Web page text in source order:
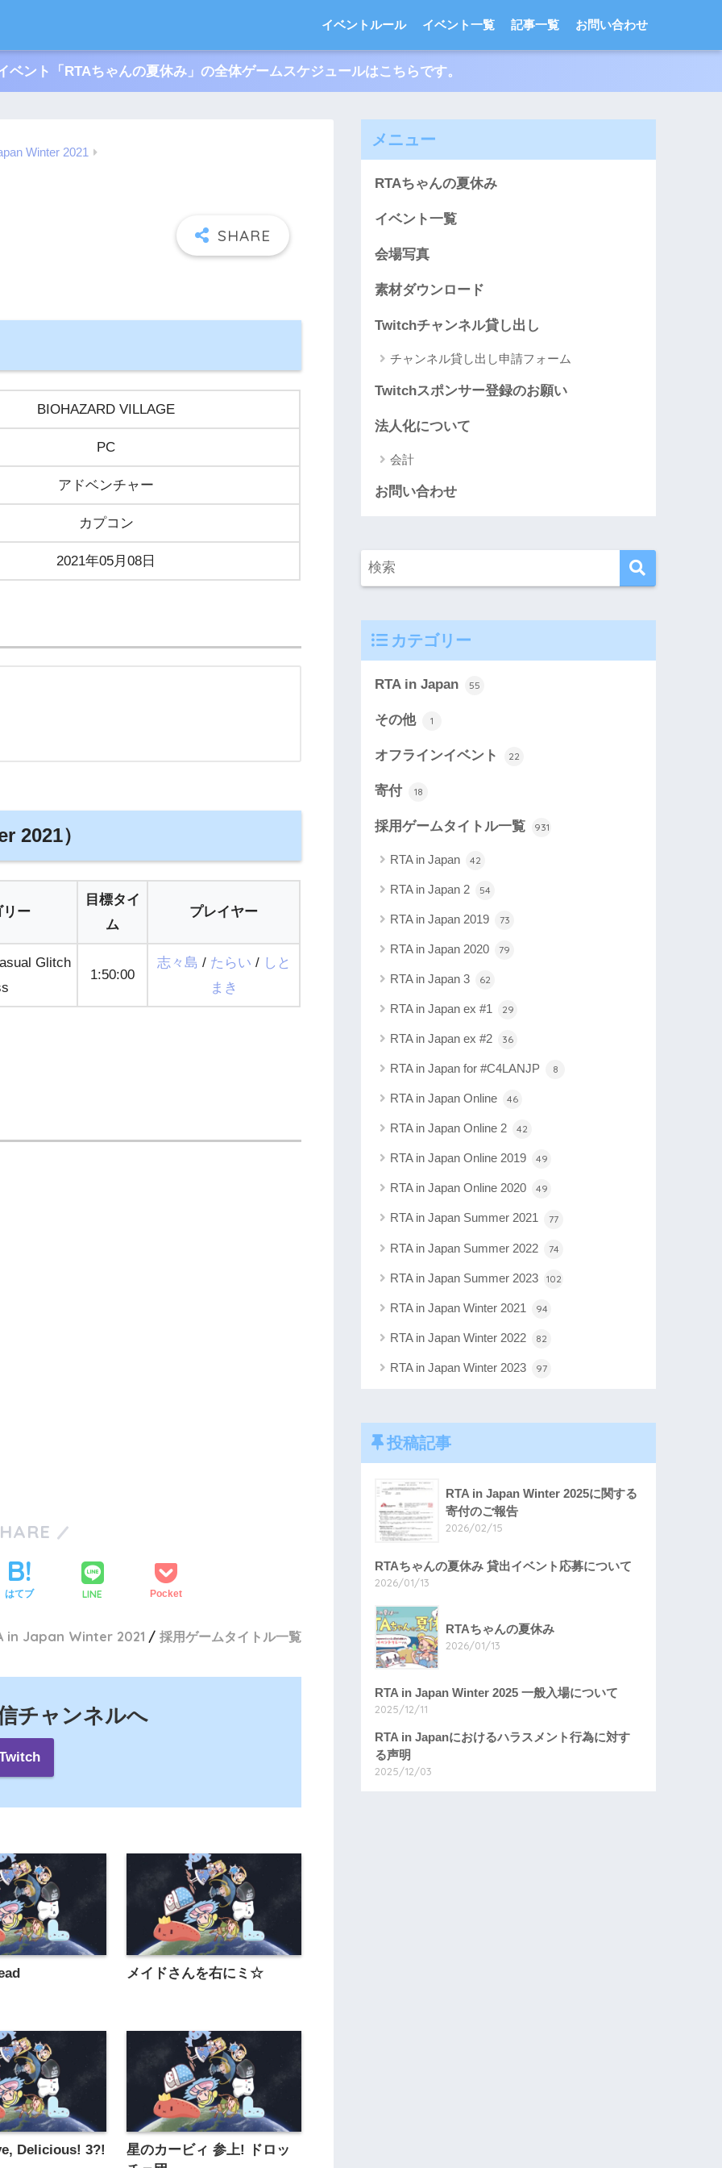
イベントルール イベント一覧 記事一覧 お問い合わせ
ベント「RTAちゃんの夏休み」の全体ゲームスケジュールはこちらです。
Winter 2021
BIOHAZARD VILLAGE
PC
アドベンチャー
カプコン
2021年05月08日
2021）
リー
目標タイ
ム
プレイヤー
Glitch
1:50:00
志々島 / たらい / しと
まき
はてブ LINE Pocket
in Japan Winter 2021 採用ゲームタイトル一覧
チャンネルへ
メイドさんを右にミ☆
Delicious! 3?!
星のカービィ 参上! ドロッ
メニュー
RTAちゃんの夏休み
イベント一覧
会場写真
素材ダウンロード
Twitchチャンネル貸し出し
チャンネル貸し出し申請フォーム
Twitchスポンサー登録のお願い
法人化について
会計
お問い合わせ
カテゴリー
RTA in Japan 55
その他 1
オフラインイベント 22
寄付 18
採用ゲームタイトル一覧 931
RTA in Japan 42
RTA in Japan 2 54
RTA in Japan 2019 73
RTA in Japan 2020 79
RTA in Japan 3 62
RTA in Japan ex #1 29
RTA in Japan ex #2 36
RTA in Japan for #C4LANJP 8
RTA in Japan Online 46
RTA in Japan Online 2 42
RTA in Japan Online 2019 49
RTA in Japan Online 2020 49
RTA in Japan Summer 2021 77
RTA in Japan Summer 2022 74
RTA in Japan Summer 2023 102
RTA in Japan Winter 2021 94
RTA in Japan Winter 2022 82
RTA in Japan Winter 2023 97
投稿記事
RTA in Japan Winter 2025に関する
寄付のご報告
2026/02/15
RTAちゃんの夏休み 貸出イベント応募について
2026/01/13
RTAちゃんの夏休み
2026/01/13
RTA in Japan Winter 2025 一般入場について
2025/12/11
RTA in Japanにおけるハラスメント行為に対す
る声明
2025/12/03